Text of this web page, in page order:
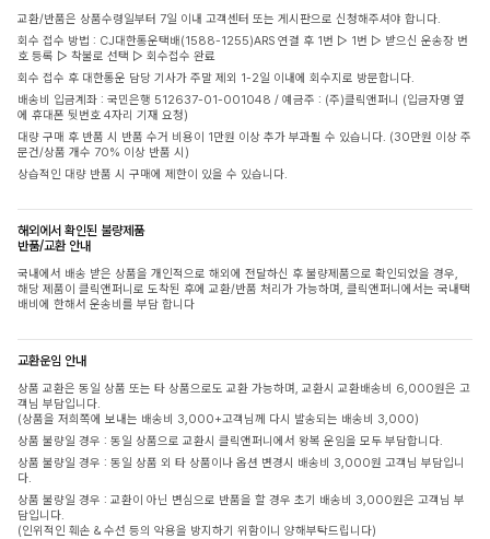
교환/반품은 상품수령일부터 7일 이내 고객센터 또는 게시판으로 신청해주셔야 합니다.
회수 접수 방법 : CJ대한통운택배(1588-1255)ARS 연결 후 1번 ▷ 1번 ▷ 받으신 운송장 번
호 등록 ▷ 착불로 선택 ▷ 회수접수 완료
회수 접수 후 대한통운 담당 기사가 주말 제외 1-2일 이내에 회수지로 방문합니다.
배송비 입금계좌 : 국민은행 512637-01-001048 / 예금주 : (주)클릭앤퍼니 (입금자명 옆
에 휴대폰 뒷번호 4자리 기재 요청)
대량 구매 후 반품 시 반품 수거 비용이 1만원 이상 추가 부과될 수 있습니다. (30만원 이상 주
문건/상품 개수 70% 이상 반품 시)
상습적인 대량 반품 시 구매에 제한이 있을 수 있습니다.
해외에서 확인된 불량제품
반품/교환 안내
국내에서 배송 받은 상품을 개인적으로 해외에 전달하신 후 불량제품으로 확인되었을 경우,
해당 제품이 클릭앤퍼니로 도착된 후에 교환/반품 처리가 가능하며, 클릭앤퍼니에서는 국내택
배비에 한해서 운송비를 부담 합니다
교환운임 안내
상품 교환은 동일 상품 또는 타 상품으로도 교환 가능하며, 교환시 교환배송비 6,000원은 고
객님 부담입니다.
(상품을 저희쪽에 보내는 배송비 3,000+고객님께 다시 발송되는 배송비 3,000)
상품 불량일 경우 : 동일 상품으로 교환시 클릭앤퍼니에서 왕복 운임을 모두 부담합니다.
상품 불량일 경우 : 동일 상품 외 타 상품이나 옵션 변경시 배송비 3,000원 고객님 부담입니
다.
상품 불량일 경우 : 교환이 아닌 변심으로 반품을 할 경우 초기 배송비 3,000원은 고객님 부
담입니다.
(인위적인 훼손 & 수선 등의 악용을 방지하기 위함이니 양해부탁드립니다)